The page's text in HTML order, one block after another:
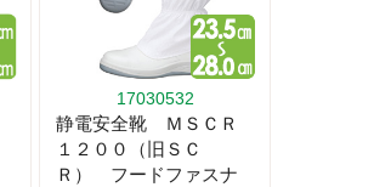
17030532
静電安全靴 ＭＳＣＲ
１２００（旧ＳＣ
Ｒ） フードファスナ